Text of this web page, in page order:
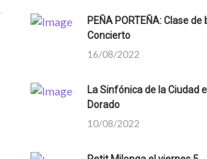
PEÑA PORTEÑA: Clase de
Concierto
16/08/2022
La Sinfónica de la Ciudad
Dorado
10/08/2022